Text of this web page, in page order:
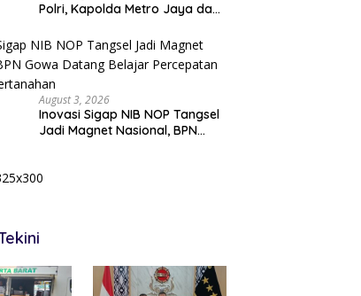
Polri, Kapolda Metro Jaya dan
Soliditas TNI-Polri
August 3, 2026
Inovasi Sigap NIB NOP Tangsel
Jadi Magnet Nasional, BPN
Pertanahan